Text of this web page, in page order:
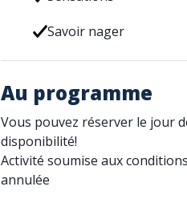
Savoir nager
Au programme
Vous pouvez réserver le jour
disponibilité!
Activité soumise aux
annulée